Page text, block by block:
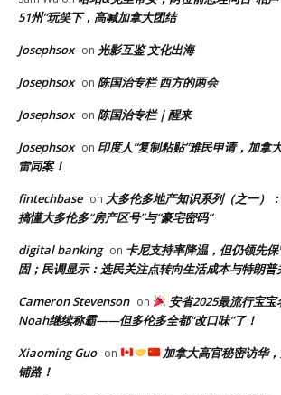
51州”玩笑下，高喊加拿大团结
Josephsox on 光影互鉴 文化出海
Josephsox on 陈国治专栏 西方的两会
Josephsox on 陈国治专栏｜醒来
Josephsox on 印度人“复制粘贴”难民申请，加拿
雷同案！
fintechbase on 大多伦多地产知识系列（之一）
搞懂大多伦多“房产区号”与“豪宅密码”
digital banking on 卡尼支持率降温，但仍领先
固；民调显示：选民关注点转向生活成本与特朗普
Cameron Stevenson on
安省2025最流行宝宝
Noah继续称霸——但多伦多全都“改口味”了！
Xiaoming Guo on
加拿大高官秘密访华
铺路！